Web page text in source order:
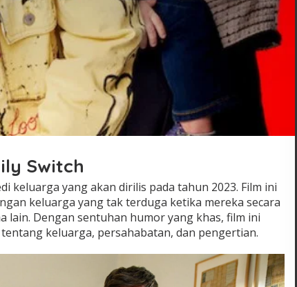
Switch
keluarga yang akan dirilis pada tahun 2023. Film ini
keluarga yang tak terduga ketika mereka secara
lain. Dengan sentuhan humor yang khas, film ini
keluarga, persahabatan, dan pengertian.